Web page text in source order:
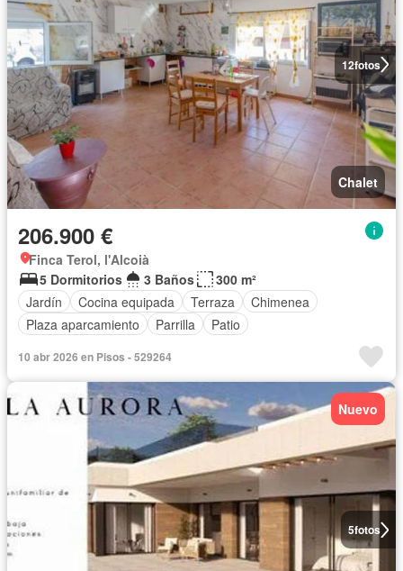
12fotos
Chalet
206.900 €
Finca Terol, l'Alcoià
5 Dormitorios
3 Baños
300 m²
Jardín
Cocina equipada Terraza
Chimenea
Plaza aparcamiento
Parrilla Patio
10 abr 2026 en Pisos - 529264
5fotos
Nuevo